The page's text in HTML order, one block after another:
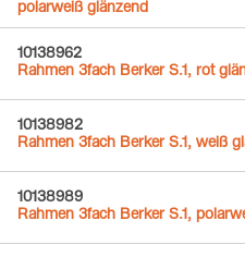
polarweiß glänzend
10138962
Rahmen 3fach Berker S.1, rot
10138982
Rahmen 3fach Berker S.1, weiß
10138989
Rahmen 3fach Berker S.1,